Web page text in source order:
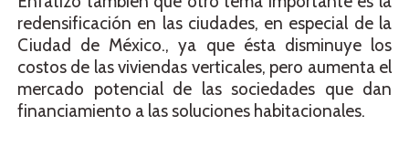
redensificación en las ciudades, en especial de la
Ciudad de México., ya que ésta disminuye los
costos de las viviendas verticales, pero aumenta el
mercado potencial de las sociedades que dan
financiamiento a las soluciones habitacionales.